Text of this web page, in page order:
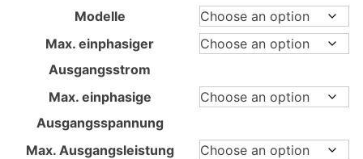
1.480,00 €
2.480,00 €
Modelle
Max. einphasiger
Ausgangsstrom
Max. einphasige
Ausgangsspannung
Max. Ausgangsleistung